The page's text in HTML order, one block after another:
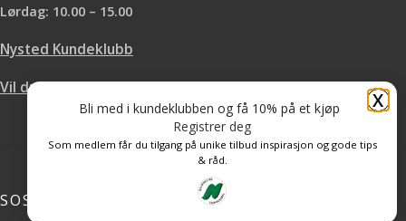
Lørdag: 10.00 – 15.00
Nysted Kundeklubb
Vil du leie hos oss?
SOSIALE MEDIER
X
Bli med i kundeklubben og få 10% på et kjøp
Registrer deg
Som medlem får du tilgang på unike tilbud inspirasjon og gode tips
& råd.